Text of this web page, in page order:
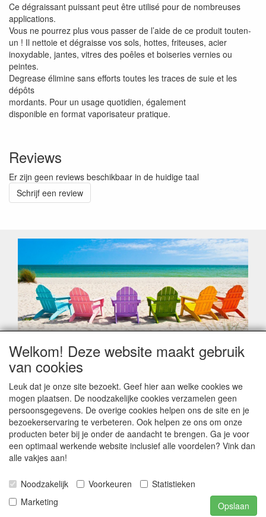
Ce dégraissant puissant peut être utilisé pour de nombreuses
applications.
Vous ne pourrez plus vous passer de l’aide de ce produit touten-
un ! Il nettoie et dégraisse vos sols, hottes, friteuses, acier
inoxydable, jantes, vitres des poêles et boiseries vernies ou
peintes.
Degrease élimine sans efforts toutes les traces de suie et les
dépôts
mordants. Pour un usage quotidien, également
disponible en format vaporisateur pratique.
Reviews
Er zijn geen reviews beschikbaar in de huidige taal
Schrijf een review
Geachte klant,
Zoals elk jaar zorgt de verlofperiode, naast een hoop
leveringsproblemen.
Sommige fabrikanten sluiten of werken met een
vakantiebezetting.
Bestellingen die vanaf +/- 15 juli geplaatst worden kunnen
hierdoor vertraging oplopen. Wanneer die voorradig is en alle
betalingsmodaliteiten zijn vervuld dan de bestelling verstuurd
worden. Indien deze nog terug moeten binnen komen dan is
Augustus stabiliseert zich dit dan wel en kunnen wij, meestal,
opnieuw vlot werken.
Bedankt voor uw begrip.
Welkom! Deze website maakt gebruik
van cookies
Leuk dat je onze site bezoekt. Geef hier aan welke cookies we
mogen plaatsen. De noodzakelijke cookies verzamelen geen
persoonsgegevens. De overige cookies helpen ons de site en je
bezoekerservaring te verbeteren. Ook helpen ze ons om onze
producten beter bij je onder de aandacht te brengen. Ga je voor
een optimaal werkende website inclusief alle voordelen? Vink dan
alle vakjes aan!
Noodzakelijk Voorkeuren
Statistieken
Marketing
Opslaan